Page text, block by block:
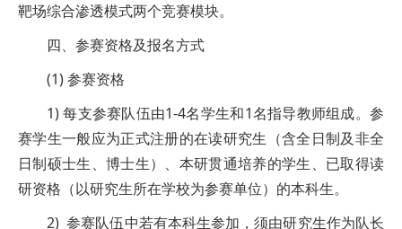
靶场综合渗透模式两个竞赛模块。
四、参赛资格及报名方式
(1) 参赛资格
1) 每支参赛队伍由1-4名学生和1名指导教师组成。参
赛学生一般应为正式注册的在读研究生（含全日制及非全
日制硕士生、博士生）、本研贯通培养的学生、已取得读
研资格（以研究生所在学校为参赛单位）的本科生。
2) 参赛队伍中若有本科生参加，须由研究生作为队长